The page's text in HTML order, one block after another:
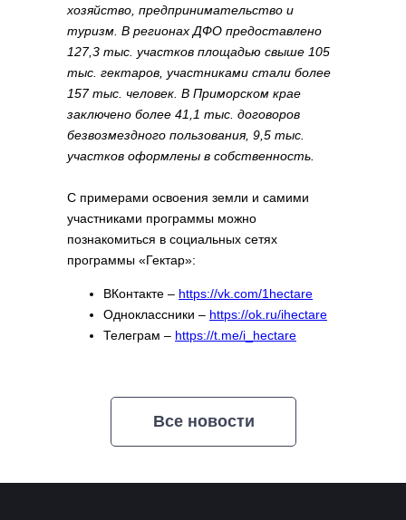
хозяйство, предпринимательство и
туризм. В регионах ДФО предоставлено
127,3 тыс. участков площадью свыше 105
тыс. гектаров, участниками стали более
157 тыс. человек. В Приморском крае
заключено более 41,1 тыс. договоров
безвозмездного пользования, 9,5 тыс.
участков оформлены в собственность.
С примерами освоения земли и самими
участниками программы можно
познакомиться в социальных сетях
программы «Гектар»:
ВКонтакте – https://vk.com/1hectare
Одноклассники – https://ok.ru/ihectare
Телеграм – https://t.me/i_hectare
граждан и бизнеса на Дальнем Востоке и в
Все новости